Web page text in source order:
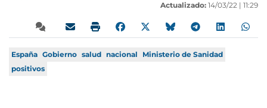
Actualizado: 14/03/22 | 11:29
España Gobierno salud nacional
Ministerio de Sanidad
positivos